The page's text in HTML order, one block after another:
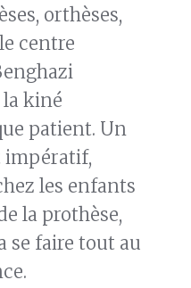
orthèses,
centre
la kiné
patient. Un
impératif,
les enfants
la prothèse,
se faire tout au